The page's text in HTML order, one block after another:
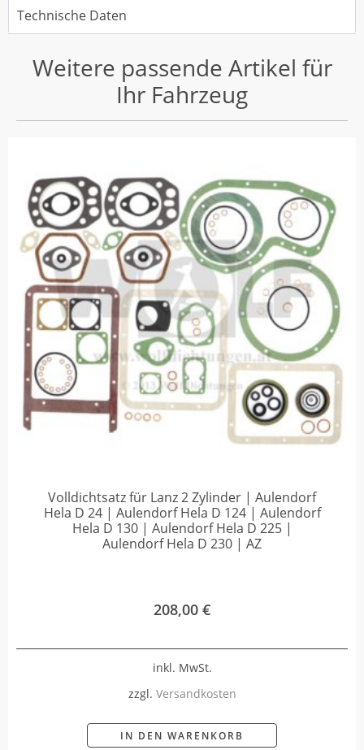
Technische Daten
Weitere passende Artikel für
Ihr Fahrzeug
Volldichtsatz für Lanz 2 Zylinder | Aulendorf
Hela D 24 | Aulendorf Hela D 124 | Aulendorf
Hela D 130 | Aulendorf Hela D 225 |
Aulendorf Hela D 230 | AZ
208,00 €
inkl. MwSt.
zzgl. Versandkosten
IN DEN WARENKORB